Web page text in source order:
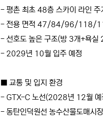
- 평촌 최초 48층 스카이 라인 주
- 전용 면적 47/84/96/118/
- 선호도 높은 구조(방 3개+욕실
- 2029년 10월 입주 예정
■ 교통 및 입지 환경
- GTX-C 노선(2028년 12월 예
- 동탄인덕원선 농수산물도매시